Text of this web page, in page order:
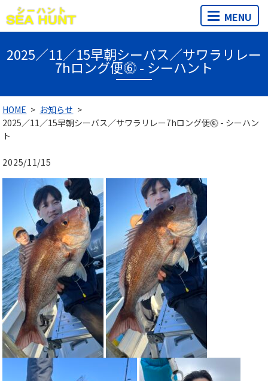
MENU
2025／11／15早朝シーバス／サワラリレー
7hロング便⓺ - シーハント
HOME
お知らせ
2025／11／15早朝シーバス／サワラリレー7hロング便⓺ - シーハン
ト
2025/11/15